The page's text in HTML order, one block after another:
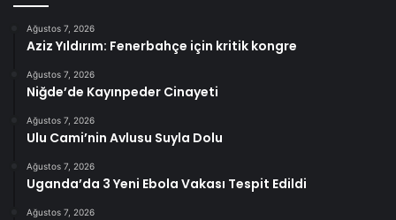
Ağustos 7, 2026
Aziz Yıldırım: Fenerbahçe için kritik kongre
Ağustos 7, 2026
Niğde’de Kayınpeder Cinayeti
Ağustos 7, 2026
Ulu Cami’nin Avlusu Suyla Dolu
Ağustos 7, 2026
Uganda’da 3 Yeni Ebola Vakası Tespit Edildi
Ağustos 7, 2026